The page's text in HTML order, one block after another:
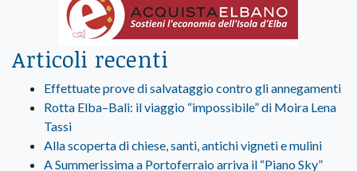
Articoli recenti
Effettuate prove di salvataggio contro gli annegamenti
Rotta Elba–Bali: il viaggio “impossibile” di Moira Lena
Tassi
Alla scoperta di chiese, santi, antichi vigneti e mulini
A Summerissima a Portoferraio arriva il “Piano Sky”